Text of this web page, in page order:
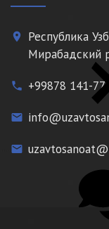
place
Республика
Мирабадский
phone +99878 141-
email
email